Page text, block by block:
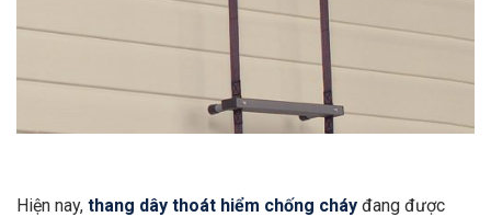
Hiện nay, thang dây thoát hiểm chống cháy đang được